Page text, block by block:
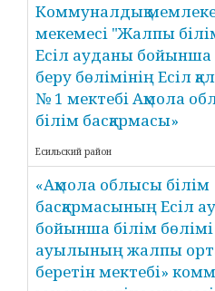
Коммуналдық
мекемесі "Жалпы
Есіл ауданы бойынша
беру бөлімінің Есіл
№ 1 мектебі Ақмола
білім басқармасы»
Есильский район
«Ақмола облысы білім
басқармасының Есіл
бойынша білім
ауылының жалпы
беретін мектебі»